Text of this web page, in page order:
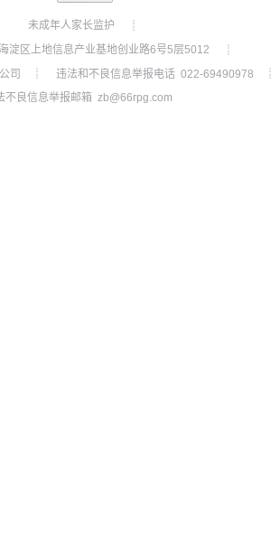
未成年人家长监护
┊
淀区上地信息产业基地创业路6号5层5012
┊
司
┊ 违法和不良信息举报电话 022-69490978
┊
不良信息举报邮箱 zb@66rpg.com